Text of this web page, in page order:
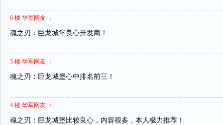
6 楼 华军网友 ：
魂之刃：巨龙城堡良心开发商！
5 楼 华军网友 ：
魂之刃：巨龙城堡心中排名前三！
4 楼 华军网友 ：
魂之刃：巨龙城堡比较良心，内容很多，本人极力推荐！